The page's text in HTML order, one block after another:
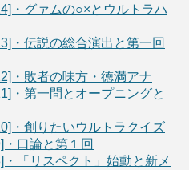
・グァムの○×とウルトラハ
・伝説の総合演出と第一回
・敗者の味方・徳満アナ
・第一問とオープニングと
・創りたいウルトラクイズ
口論と第１回
「リスペクト」始動と新メ